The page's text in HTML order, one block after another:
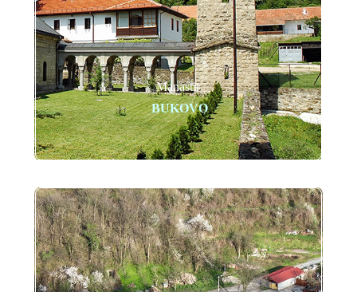
Manastir
BUKOVO